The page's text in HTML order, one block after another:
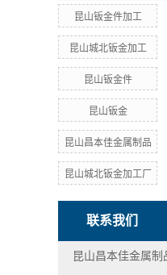
昆山钣金件加工
昆山城北钣金加工
昆山钣金件
昆山钣金
昆山昌本佳金属制品
昆山城北钣金加工厂
联系我们
昆山昌本佳金属制